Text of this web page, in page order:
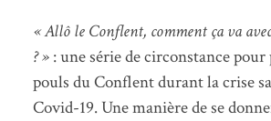
« Allô le Conflent, comment ça va
? »: une série de circonstance pour
pouls du Conflent durant la crise
Covid-19. Une manière de se